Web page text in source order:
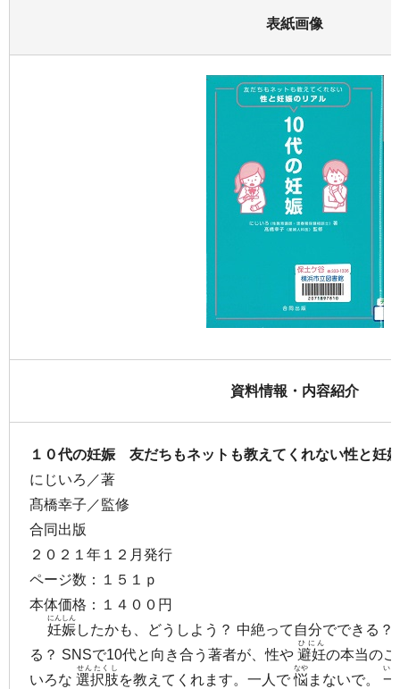
表紙画像
資料情報・内容紹介
１０代の妊娠 友だちもネットも教えてくれない性と妊
にじいろ／著
髙橋幸子／監修
合同出版
２０２１年１２月発行
ページ数：１５１ｐ
本体価格：１４００円
妊娠
にんしん
したかも、どうしよう？ 中絶って自分でできる
る？ SNSで10代と向き合う著者が、性や 避妊
ひにん
の本当の
いろな 選択肢
せんたくし
を教えてくれます。一人で悩
なや
まないで。 一
いっ